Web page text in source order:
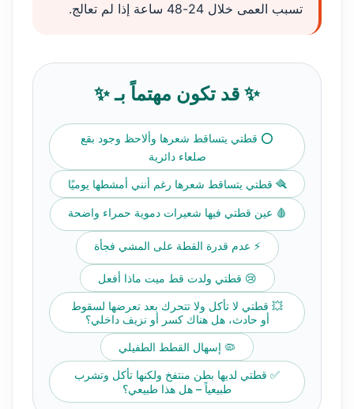
تسبب العمى خلال 24-48 ساعة إذا لم تعالج.
✨ قد تكون مهتماً بـ ✨
⭕ قطتي يتساقط شعرها وألاحظ وجود بقع
صلعاء دائرية
🪮 قطتي يتساقط شعرها رغم أنني أمشطها يوميًا
🩸 عين قطتي فيها شعيرات دموية حمراء واضحة
⚡ عدم قدرة القطة على المشي فجأة
😢 قطتي ولدت قط ميت ماذا أفعل
💥 قطتي لا تأكل ولا تتحرك بعد تعرضها لسقوط
أو حادث، هل هناك كسر أو نزيف داخلي؟
🦠 إسهال القطط الطفيلي
✅ قطتي لديها بطن منتفخ ولكنها تأكل وتشرب
طبيعياً – هل هذا طبيعي؟